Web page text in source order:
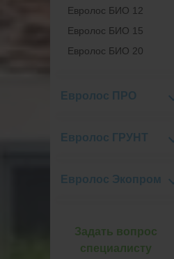
Евролос БИО 12
Евролос БИО 15
Евролос БИО 20
Евролос ПРО
Евролос ГРУНТ
Евролос Экопром
Задать вопрос
специалисту